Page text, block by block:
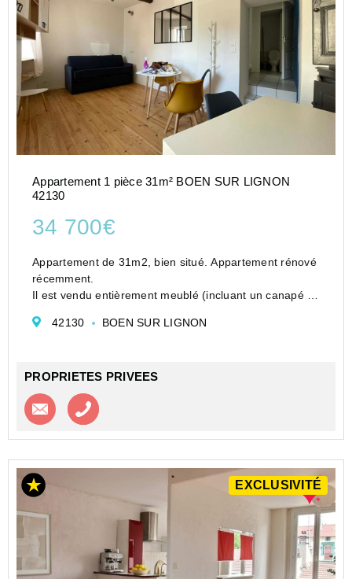
Appartement 1 pièce 31m² BOEN SUR LIGNON
42130
34 700€
Appartement de 31m2, bien situé. Appartement rénové
récemment.
Il est vendu entièrement meublé (incluant un canapé lit
Il se compose d'une pièce principale, d'une cuisine
42130 BOEN SUR LIGNON
PROPRIETES PRIVEES
Contacter l'agence
EXCLUSIVITÉ